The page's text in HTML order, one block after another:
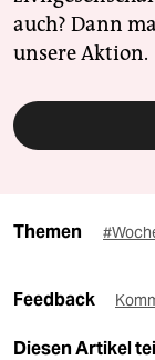
auch? Dann
unsere Aktion.
Themen
Feedback
Diesen Artikel